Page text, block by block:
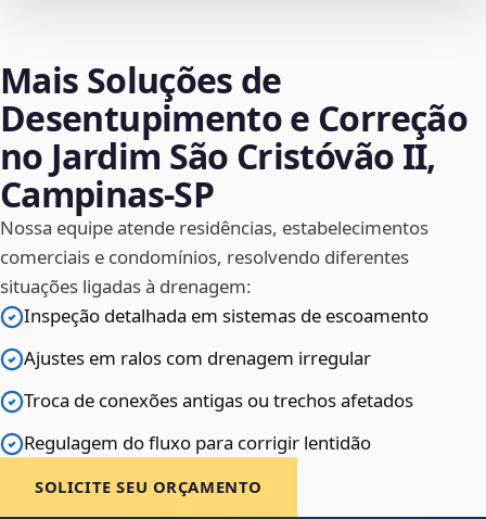
Mais Soluções de
Desentupimento e Correção
no Jardim São Cristóvão II,
Campinas‑SP
Nossa equipe atende residências, estabelecimentos
comerciais e condomínios, resolvendo diferentes
situações ligadas à drenagem:
Inspeção detalhada em sistemas de escoamento
Ajustes em ralos com drenagem irregular
Troca de conexões antigas ou trechos afetados
Regulagem do fluxo para corrigir lentidão
SOLICITE SEU ORÇAMENTO